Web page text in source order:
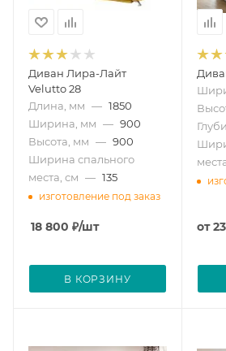
Диван Лира-Лайт
Velutto 28
Длина, мм — 1850
Ширина, мм — 900
Высота, мм — 900
Ширина спального
места, см — 135
изготовление под заказ
18 800 ₽/шт
В КОРЗИНУ
от